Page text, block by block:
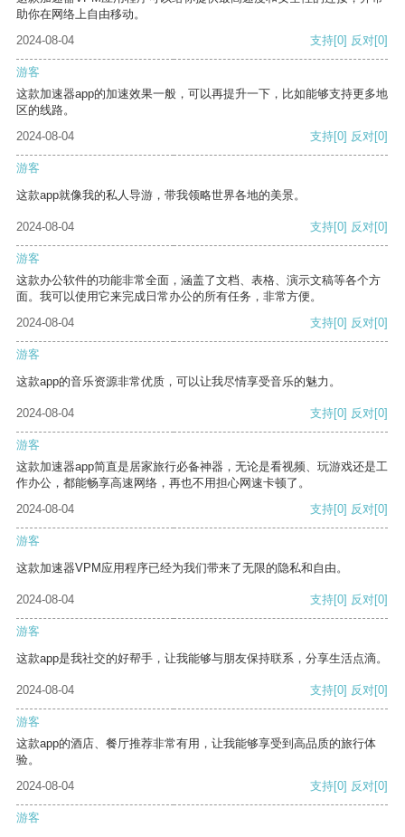
助你在网络上自由移动。
2024-08-04
支持[0] 反对[0]
游客
这款加速器app的加速效果一般，可以再提升一下，比如能够支持更多地
区的线路。
2024-08-04
支持[0] 反对[0]
游客
这款app就像我的私人导游，带我领略世界各地的美景。
2024-08-04 支持[0] 反对[0]
游客
这款办公软件的功能非常全面，涵盖了文档、表格、演示文稿等各个方
面。我可以使用它来完成日常办公的所有任务，非常方便。
2024-08-04
支持[0] 反对[0]
游客
这款app的音乐资源非常优质，可以让我尽情享受音乐的魅力。
2024-08-04 支持[0] 反对[0]
游客
这款加速器app简直是居家旅行必备神器，无论是看视频、玩游戏还是工
作办公，都能畅享高速网络，再也不用担心网速卡顿了。
2024-08-04
支持[0] 反对[0]
游客
这款加速器VPM应用程序已经为我们带来了无限的隐私和自由。
2024-08-04 支持[0] 反对[0]
游客
这款app是我社交的好帮手，让我能够与朋友保持联系，分享生活点滴。
2024-08-04 支持[0] 反对[0]
游客
这款app的酒店、餐厅推荐非常有用，让我能够享受到高品质的旅行体
验。
2024-08-04
支持[0] 反对[0]
游客